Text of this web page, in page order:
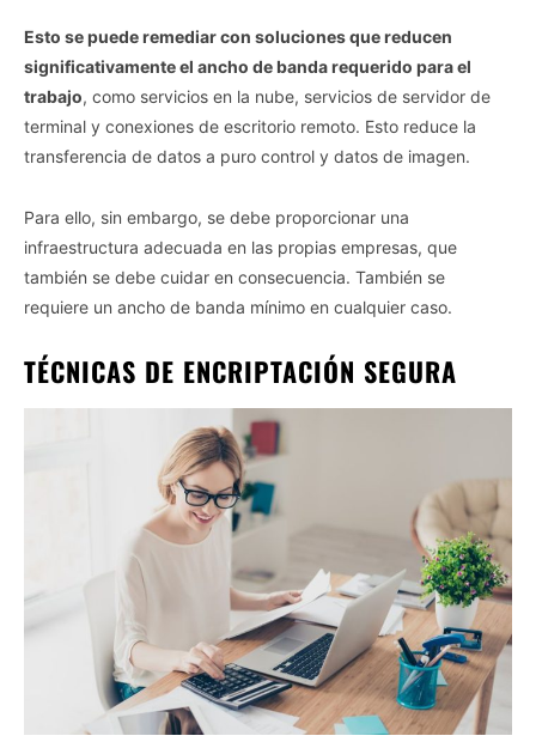
Esto se puede remediar con soluciones que reducen
significativamente el ancho de banda requerido para el
trabajo, como servicios en la nube, servicios de servidor de
terminal y conexiones de escritorio remoto. Esto reduce la
transferencia de datos a puro control y datos de imagen.
Para ello, sin embargo, se debe proporcionar una
infraestructura adecuada en las propias empresas, que
también se debe cuidar en consecuencia. También se
requiere un ancho de banda mínimo en cualquier caso.
TÉCNICAS DE ENCRIPTACIÓN SEGURA